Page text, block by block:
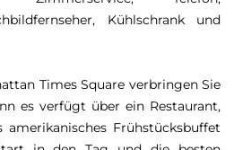
Kühlschrank und
Times Square verbringen Sie
es verfügt über ein Restaurant,
amerikanisches Frühstücksbuffet